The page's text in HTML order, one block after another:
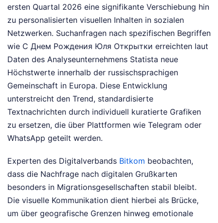
ersten Quartal 2026 eine signifikante Verschiebung hin
zu personalisierten visuellen Inhalten in sozialen
Netzwerken. Suchanfragen nach spezifischen Begriffen
wie С Днем Рождения Юля Открытки erreichten laut
Daten des Analyseunternehmens Statista neue
Höchstwerte innerhalb der russischsprachigen
Gemeinschaft in Europa. Diese Entwicklung
unterstreicht den Trend, standardisierte
Textnachrichten durch individuell kuratierte Grafiken
zu ersetzen, die über Plattformen wie Telegram oder
WhatsApp geteilt werden.
Experten des Digitalverbands Bitkom beobachten,
dass die Nachfrage nach digitalen Grußkarten
besonders in Migrationsgesellschaften stabil bleibt.
Die visuelle Kommunikation dient hierbei als Brücke,
um über geografische Grenzen hinweg emotionale